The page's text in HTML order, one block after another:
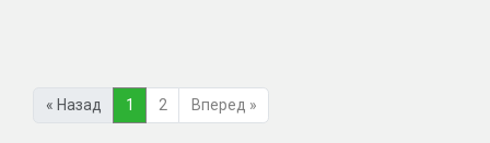
« Назад 1 2 Вперед »